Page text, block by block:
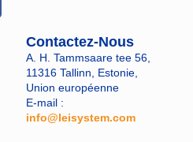
Contactez-Nous
A. H. Tammsaare tee 56,
11316 Tallinn, Estonie,
Union européenne
E-mail :
info@leisystem.com